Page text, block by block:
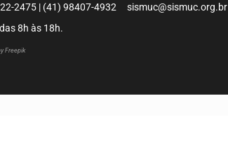
2475 | (41) 98407-4932 sismuc@sismuc.org.br
8h às 18h.
Freepik